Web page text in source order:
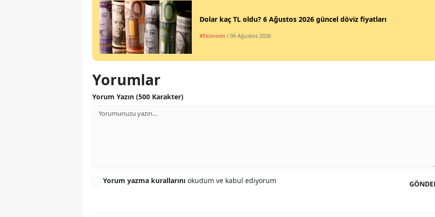
Dolar kaç TL oldu? 6 Ağustos 2026 güncel döviz fiyatları
#Ekonomi / 06 Ağustos 2026
Yorumlar
Yorum Yazın (500 Karakter)
Yorum yazma kurallarını okudum ve kabul ediyorum